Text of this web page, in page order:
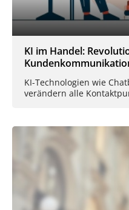
KI im Handel:
KI-Technologien wie
verändern alle